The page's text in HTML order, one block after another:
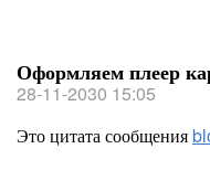
Оформляем плеер
28-11-2030 15:05
Это цитата сообщения